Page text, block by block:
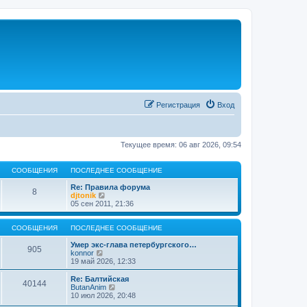
Вход
Регистрация
Текущее время: 06 авг 2026, 09:54
СООБЩЕНИЯ ПОСЛЕДНЕЕ СООБЩЕНИЕ
8
Re: Правила форума
djtonik
е
р
е
й
т
и
п
о
с
л
е
05 сен 2011, 21:36
СООБЩЕНИЯ ПОСЛЕДНЕЕ СООБЩЕНИЕ
905
Умер экс-глава петербургского…
konnor
е
р
е
й
т
19 май 2026, 12:33
40144
Re: Балтийская
ButanAnim
е
10 июл 2026, 20:48